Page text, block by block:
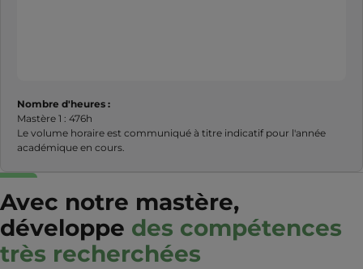
Nombre d'heures :
Mastère 1 : 476h
Le volume horaire est communiqué à titre indicatif pour l'année
académique en cours.
Avec notre mastère,
développe des compétences
très recherchées